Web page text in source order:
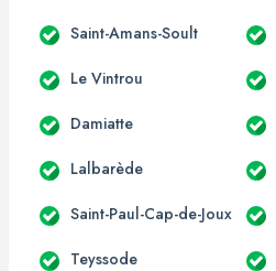
Saint-Amans-Soult
Le Vintrou
Damiatte
Lalbarède
Saint-Paul-Cap-de-Joux
Teyssode